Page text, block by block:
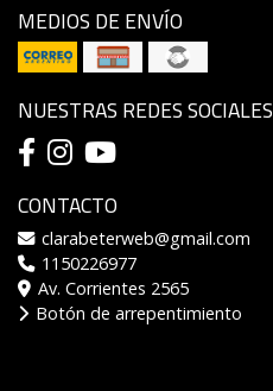
MEDIOS DE ENVÍO
NUESTRAS REDES SOCIALES
CONTACTO
clarabeterweb@gmail.com
1150226977
Av. Corrientes 2565
Botón de arrepentimiento